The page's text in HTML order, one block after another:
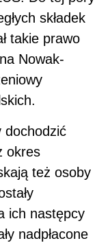
składek
takie prawo
Nowak-
dochodzić
okres
też osoby
ich następcy
nadpłacone